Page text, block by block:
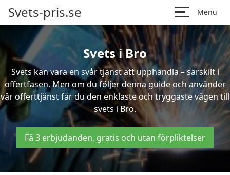
Svets-pris.se Menu
Svets i Bro
Svets kan vara en svår tjänst att upphandla – särskilt i
offertfasen. Men om du följer denna guide och använder
vår offerttjänst får du den enklaste och tryggaste vägen till
svets i Bro.
Få 3 erbjudanden, gratis och utan förpliktelser